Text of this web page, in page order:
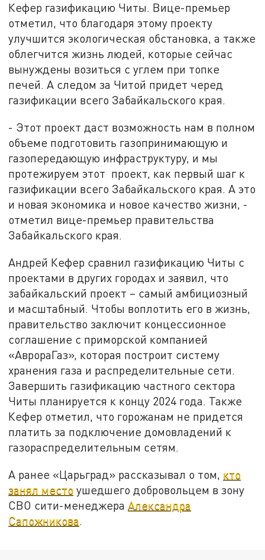
Кефер газификацию Читы. Вице-премьер
отметил, что благодаря этому проекту
улучшится экологическая обстановка, а также
облегчится жизнь людей, которые сейчас
вынуждены возиться с углем при топке
печей. А следом за Читой придет черед
газификации всего Забайкальского края.
- Этот проект даст возможность нам в полном
объеме подготовить газопринимающую и
газопередающую инфраструктуру, и мы
протежируем этот проект, как первый шаг к
газификации всего Забайкальского края. А это
и новая экономика и новое качество жизни, -
отметил вице-премьер правительства
Забайкальского края.
Андрей Кефер сравнил газификацию Читы с
проектами в других городах и заявил, что
забайкальский проект – самый амбициозный
и масштабный. Чтобы воплотить его в жизнь,
правительство заключит концессионное
соглашение с приморской компанией
«АврораГаз», которая построит систему
хранения газа и распределительные сети.
Завершить газификацию частного сектора
Читы планируется к концу 2024 года. Также
Кефер отметил, что горожанам не придется
платить за подключение домовладений к
газораспределительным сетям.
А ранее «Царьград» рассказывал о том, кто
занял место ушедшего добровольцем в зону
СВО сити-менеджера Александра
Сапожникова